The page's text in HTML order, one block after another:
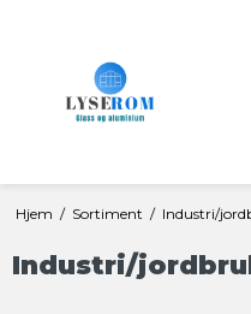
Hjem / Sortiment / Industri/
Industri/